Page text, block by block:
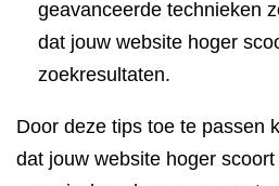
geavanceerde technieken
dat jouw website hoger
zoekresultaten.
Door deze tips toe te passen
dat jouw website hoger